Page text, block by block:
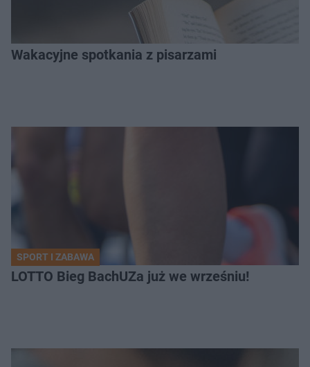
Wakacyjne spotkania z pisarzami
SPORT I ZABAWA
LOTTO Bieg BachUZa już we wrześniu!